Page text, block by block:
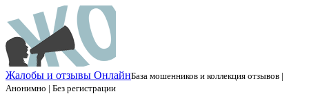
Жалобы и отзывы ОнлайнБаза мошенников и коллекция отзывов |
Анонимно | Без регистрации